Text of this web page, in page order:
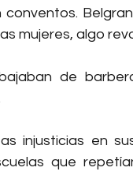
mujeres, algo
de
injusticias en
que